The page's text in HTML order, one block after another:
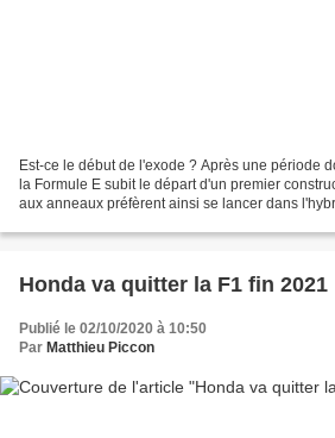
Est-ce le début de l'exode ? Après une période
la Formule E subit le départ d'un premier
aux anneaux préfèrent ainsi se lancer dans
Honda va quitter la F1 fin 2021
Publié le 02/10/2020 à 10:50
Par Matthieu Piccon